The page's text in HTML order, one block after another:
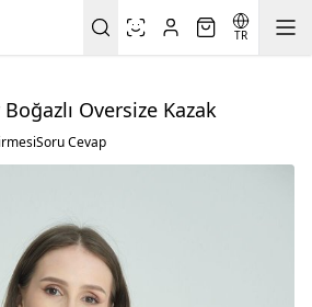
TR
Oversize Kazak
Soru Cevap